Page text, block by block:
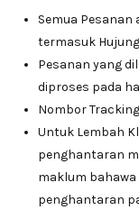
Semua
termasuk
Pesanan yang
diproses pada
Nombor
Untuk Lembah
penghantaran
maklum
penghantaran